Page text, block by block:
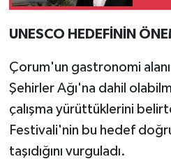
UNESCO HEDEFİNİN
Çorum'un gastronomi
Şehirler Ağı'na dahil
çalışma yürüttüklerini
Festivali'nin bu hedef
taşıdığını vurguladı.